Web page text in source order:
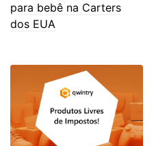
para bebê na Carters
dos EUA